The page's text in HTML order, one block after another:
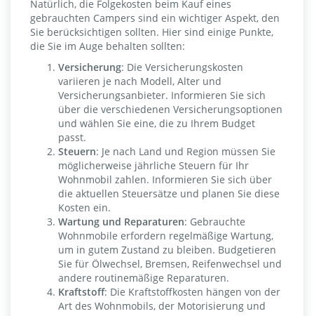
Natürlich, die Folgekosten beim Kauf eines
gebrauchten Campers sind ein wichtiger Aspekt, den
Sie berücksichtigen sollten. Hier sind einige Punkte,
die Sie im Auge behalten sollten:
Versicherung: Die Versicherungskosten
variieren je nach Modell, Alter und
Versicherungsanbieter. Informieren Sie sich
über die verschiedenen Versicherungsoptionen
und wählen Sie eine, die zu Ihrem Budget
passt.
Steuern: Je nach Land und Region müssen Sie
möglicherweise jährliche Steuern für Ihr
Wohnmobil zahlen. Informieren Sie sich über
die aktuellen Steuersätze und planen Sie diese
Kosten ein.
Wartung und Reparaturen: Gebrauchte
Wohnmobile erfordern regelmäßige Wartung,
um in gutem Zustand zu bleiben. Budgetieren
Sie für Ölwechsel, Bremsen, Reifenwechsel und
andere routinemäßige Reparaturen.
Kraftstoff: Die Kraftstoffkosten hängen von der
Art des Wohnmobils, der Motorisierung und